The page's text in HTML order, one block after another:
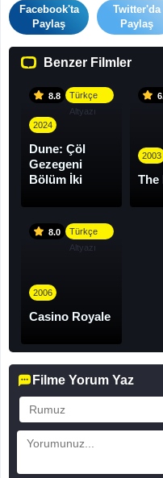
Facebook'ta
Paylaş
Twitter'da
Paylaş
Benzer Filmler
8.8
Türkçe
Altyazı
2024
Dune: Çöl
Gezegeni
Bölüm İki
2003
The
8.0
Türkçe
Altyazı
2006
Casino Royale
Filme Yorum Yaz